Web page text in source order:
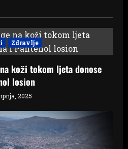
Zdravlje
koži tokom ljeta donose
losion
2025